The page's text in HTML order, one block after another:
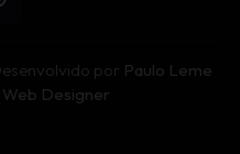
por Paulo Leme
Web Designer